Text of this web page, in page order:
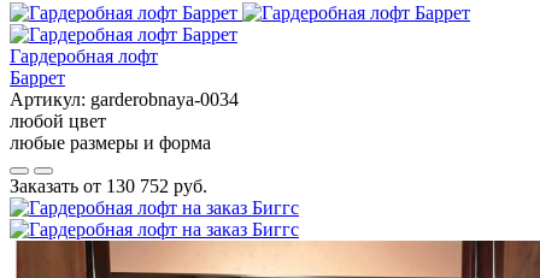
Гардеробная лофт
Баррет
Артикул: garderobnaya-0034
любой цвет
любые размеры и форма
Заказать от 130 752 руб.